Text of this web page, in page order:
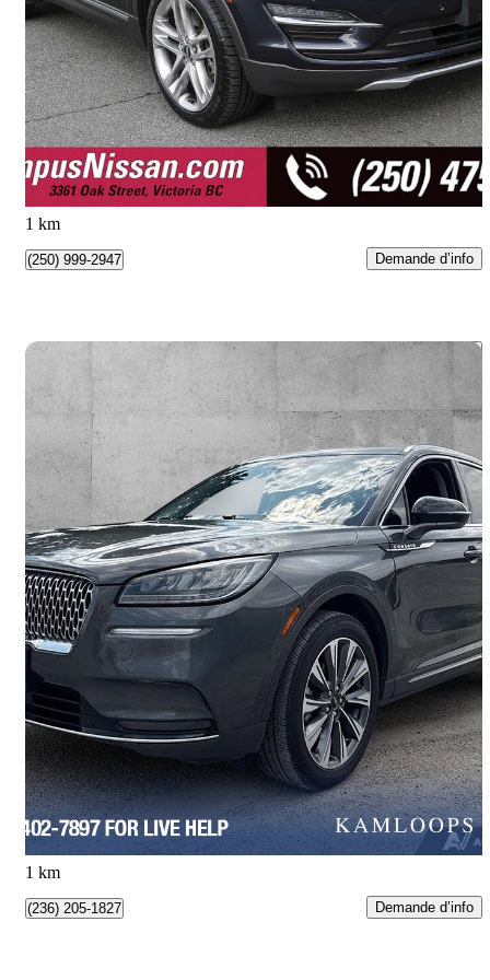
AWD90 167 km
15 990 $ Bonne affaire
281 $/mois env.
Victoria, BC
1 km
(250) 999-2947 Demande d’info
2020 Lincoln Corsair
Reserve AWD 110 078 km
24 740 $ Bonne affaire
434 $/mois env.
Kamloops, BC
1 km
(236) 205-1827 Demande d’info